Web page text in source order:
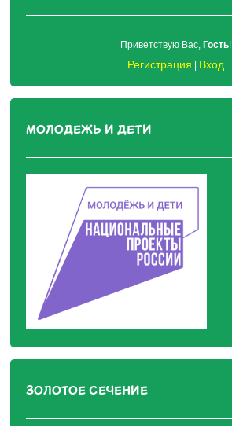
Приветствую Вас, Гость!
Регистрация Вход
МОЛОДЕЖЬ И ДЕТИ
ЗОЛОТОЕ СЕЧЕНИЕ